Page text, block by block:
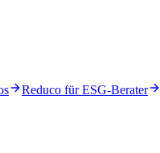
Reduco für ESG-Berater